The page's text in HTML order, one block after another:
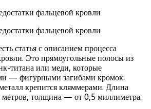
статья с описанием процесса
Это прямоугольные полосы из
титана или меди, которые
— фигурными загибами кромок.
крепится кляммерами. Длина
метров, толщина — от 0,5 миллиметра.